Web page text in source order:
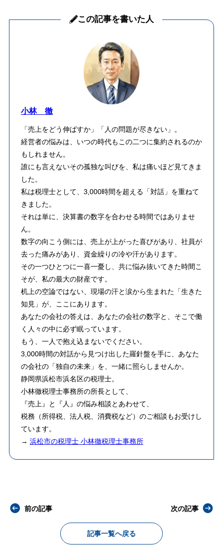
この記事を書いた人
小林 徹
「売上をどう伸ばすか」「人の問題が尽きない」。
経営者の悩みは、いつの時代もこの二つに集約されるのか
もしれません。
誰にも言えないその孤独な叫びを、私は痛いほど見てきま
した。
私は税理士として、3,000時間を超える「対話」を重ねて
きました。
それは単に、決算書の数字を合わせる時間ではありませ
ん。
数字の向こう側には、売上が上がった喜びがあり、社員が
去った痛みがあり、資金繰りの冷や汗があります。
その一つひとつに一喜一憂し、共に悩み抜いてきた時間こ
そが、私の最大の財産です。
机上の空論ではない、現場の汗と涙から生まれた「生きた
知見」が、ここにあります。
あなたの会社の答えは、あなたの会社の数字と、そこで働
く人々の中に必ず眠っています。
もう、一人で抱え込まないでください。
3,000時間の対話から見つけ出した羅針盤を手に、あなた
の会社の「独自の未来」を、一緒に照らしませんか。
静岡県浜松市浜名区の税理士。
小林徹税理士事務所の所長として、
『売上』と『人』の悩み相談とあわせて、
税務（所得税、法人税、消費税など）のご相談もお受けし
ています。
→ 浜松市の税理士 小林徹税理士事務所
前の記事
記事一覧へ戻る
次の記事